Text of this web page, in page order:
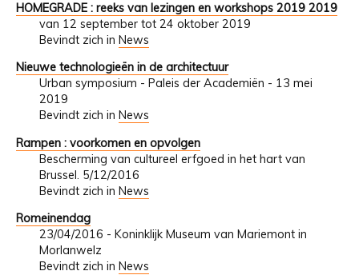
HOMEGRADE : reeks van lezingen en workshops 2019 2019
van 12 september tot 24 oktober 2019
Bevindt zich in News
Nieuwe technologieën in de architectuur
Urban symposium - Paleis der Academiën - 13 mei
2019
Bevindt zich in News
Rampen : voorkomen en opvolgen
Bescherming van cultureel erfgoed in het hart van
Brussel. 5/12/2016
Bevindt zich in News
Romeinendag
23/04/2016 - Koninklijk Museum van Mariemont in
Morlanwelz
Bevindt zich in News